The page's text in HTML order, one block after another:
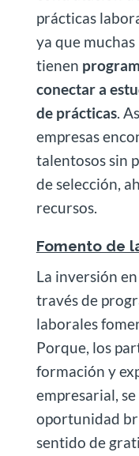
prácticas
ya que
tienen
conectar a
de prácticas.
empresas
talentosos sin
de selección,
recursos.
Fomento de
La inversión
través de
laborales
Porque, los
formación y
empresarial,
oportunidad
sentido de